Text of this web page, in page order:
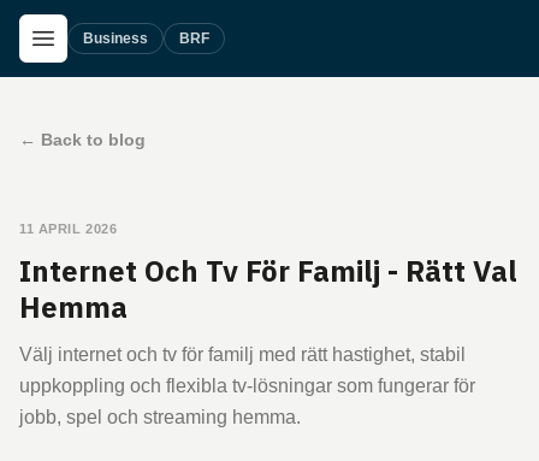
Skip to main content
Open Menu
Business BRF
← Back to blog
11 APRIL 2026
Internet Och Tv För Familj - Rätt Val
Hemma
Välj internet och tv för familj med rätt hastighet, stabil
uppkoppling och flexibla tv-lösningar som fungerar för
jobb, spel och streaming hemma.